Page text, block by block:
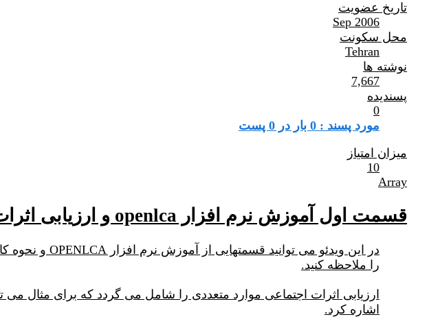
تاریخ عضویت
Sep 2006
محل سکونت
Tehran
نوشته ها
7,667
پسندیده
0
مورد پسند : 0 بار در 0 پست
میزان امتیاز
10
Array
قسمت اول آموزش نرم افزار openlca و ارزیابی اثرات اجتماعی با دیتابیس psilca
را ملاحظه کنید.
ارزیابی اثرات اجتماعی موارد متعددی را شامل می گردد که برای مثال می
اشاره کرد.